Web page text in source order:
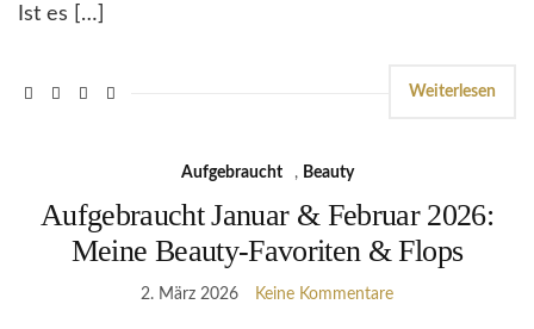
Ist es […]
Weiterlesen
Aufgebraucht , Beauty
Aufgebraucht Januar & Februar 2026:
Meine Beauty-Favoriten & Flops
2. März 2026 Keine Kommentare